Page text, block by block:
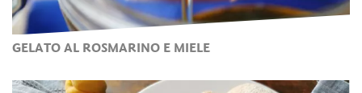
GELATO AL ROSMARINO E MIELE